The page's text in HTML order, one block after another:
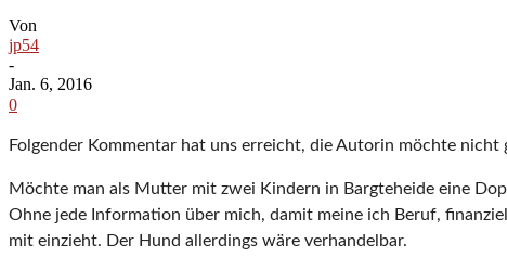
Von
jp54
-
Jan. 6, 2016
0
Folgender Kommentar hat uns erreicht, die Autorin möchte nicht
Möchte man als Mutter mit zwei Kindern in Bargteheide eine
Ohne jede Information über mich, damit meine ich Beruf,
mit einzieht. Der Hund allerdings wäre verhandelbar.